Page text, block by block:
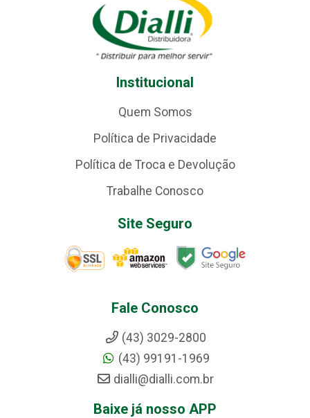
Institucional
Quem Somos
Política de Privacidade
Política de Troca e Devolução
Trabalhe Conosco
Site Seguro
Fale Conosco
(43) 3029-2800
(43) 99191-1969
dialli@dialli.com.br
Baixe já nosso APP